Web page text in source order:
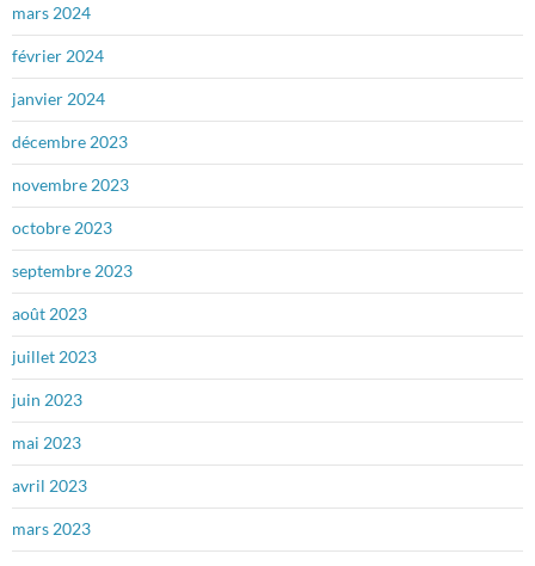
mars 2024
février 2024
janvier 2024
décembre 2023
novembre 2023
octobre 2023
septembre 2023
août 2023
juillet 2023
juin 2023
mai 2023
avril 2023
mars 2023